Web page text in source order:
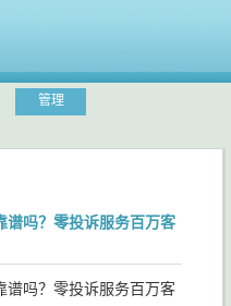
管理
谱吗？零投诉服务百万客
谱吗？零投诉服务百万客